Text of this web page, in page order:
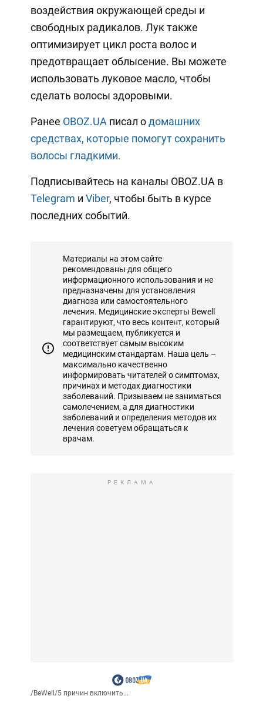
воздействия окружающей среды и
свободных радикалов. Лук также
оптимизирует цикл роста волос и
предотвращает облысение. Вы можете
использовать луковое масло, чтобы
сделать волосы здоровыми.
Ранее OBOZ.UA писал одомашних
средствах, которые помогут сохранить
волосы гладкими.
Подписывайтесь на каналы OBOZ.UA в
Telegram и Viber, чтобы быть в курсе
последних событий.
Материалы на этом сайте
рекомендованы для общего
информационного использования и не
предназначены для установления
диагноза или самостоятельного
лечения. Медицинские эксперты Bewell
гарантируют, что весь контент, который
мы размещаем, публикуется и
соответствует самым высоким
медицинским стандартам. Наша цель –
максимально качественно
информировать читателей о симптомах,
причинах и методах диагностики
заболеваний. Призываем не заниматься
самолечением, а для диагностики
заболеваний и определения методов их
лечения советуем обращаться к
врачам.
РЕКЛАМА
/BeWell/5 причин включить...